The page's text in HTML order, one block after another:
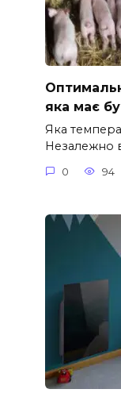
яка має
Яка
Незалежно
0 94